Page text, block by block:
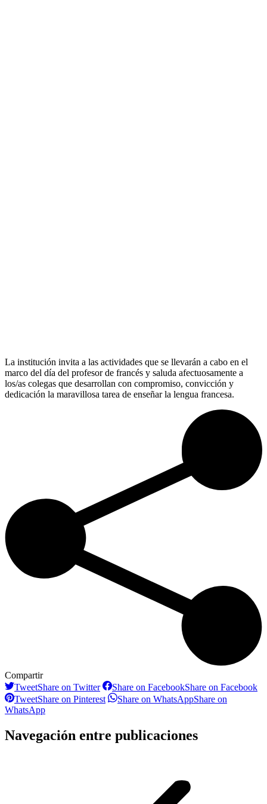
La institución invita a las actividades que se llevarán a cabo en el
marco del día del profesor de francés y saluda afectuosamente a
los/as colegas que desarrollan con compromiso, convicción y
dedicación la maravillosa tarea de enseñar la lengua francesa.
Compartir
TweetShare on Twitter Share on FacebookShare on Facebook
TweetShare on Pinterest Share on WhatsAppShare on
WhatsApp
Navegación entre publicaciones